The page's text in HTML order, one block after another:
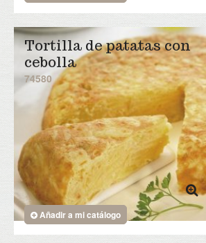
Tortilla de patatas con
cebolla
74580
Añadir a mi catálogo